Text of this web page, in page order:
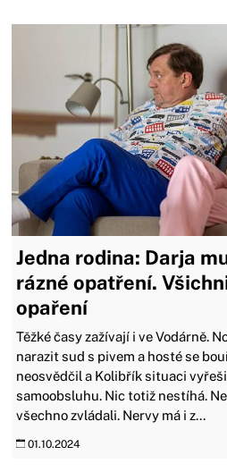
Jedna rodina: Darja
rázné opatření.
opaření
Těžké časy zažívají i ve Vodárně.
narazit sud s pivem a hosté se
neosvědčil a Kolibřík situaci
samoobsluhu. Nic totiž nestíhá.
všechno zvládali. Nervy má i z...
01.10.2024